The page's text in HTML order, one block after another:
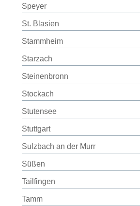
Speyer
St. Blasien
Stammheim
Starzach
Steinenbronn
Stockach
Stutensee
Stuttgart
Sulzbach an der Murr
Süßen
Tailfingen
Tamm